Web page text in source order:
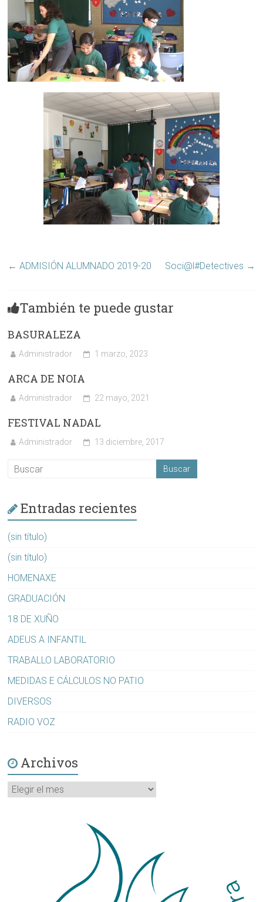
← ADMISIÓN ALUMNADO 2019-20 Soci@l#Detectives →
También te puede gustar
BASURALEZA
Administrador 1 marzo, 2023
ARCA DE NOIA
Administrador 22 mayo, 2021
FESTIVAL NADAL
Administrador 13 diciembre, 2017
Entradas recientes
(sin título)
(sin título)
HOMENAXE
GRADUACIÓN
18 DE XUÑO
ADEUS A INFANTIL
TRABALLO LABORATORIO
MEDIDAS E CÁLCULOS NO PATIO
DIVERSOS
RADIO VOZ
Archivos
Archivos